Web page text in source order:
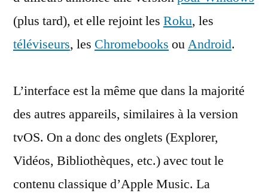
(plus tard), et elle rejoint les Roku, les
téléviseurs, les Chromebooks ouAndroid.
L’interface est la même que dans la majorité
des autres appareils, similaires à la version
tvOS. On a donc des onglets (Explorer,
Vidéos, Bibliothèques, etc.) avec tout le
contenu classique d’Apple Music. La